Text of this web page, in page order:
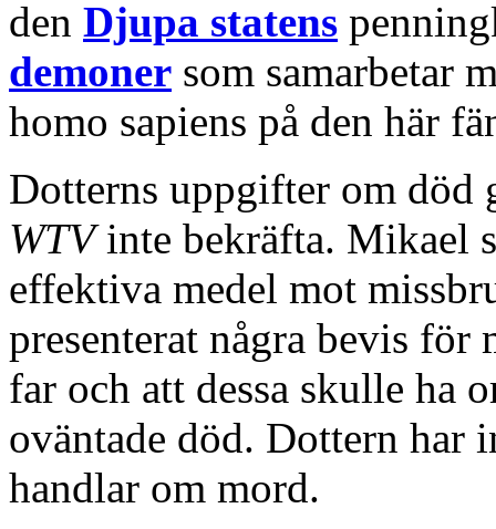
den Djupa statens
demoner som samarbetar
homo sapiens på den här
Dotterns uppgifter om död
WTVinte bekräfta. Mikael
effektiva medel mot
presenterat några bevis för
far och att dessa skulle ha
oväntade död. Dottern har
handlar om mord.